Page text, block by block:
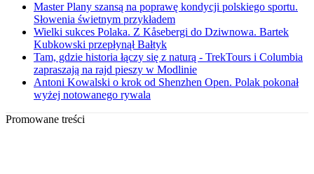
Master Plany szansą na poprawę kondycji polskiego sportu.
Słowenia świetnym przykładem
Wielki sukces Polaka. Z Kåsebergi do Dziwnowa. Bartek
Kubkowski przepłynął Bałtyk
Tam, gdzie historia łączy się z naturą - TrekTours i Columbia
zapraszają na rajd pieszy w Modlinie
Antoni Kowalski o krok od Shenzhen Open. Polak pokonał
wyżej notowanego rywala
Promowane treści